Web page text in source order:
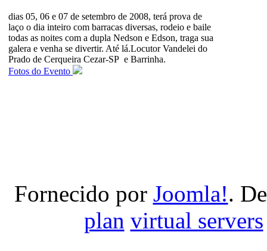
dias 05, 06 e 07 de setembro de 2008, terá prova de
laço o dia inteiro com barracas diversas, rodeio e baile
todas as noites com a dupla Nedson e Edson, traga sua
galera e venha se divertir. Até lá.Locutor Vandelei do
Prado de Cerqueira Cezar-SP e Barrinha.
Fotos do Evento
Fornecido por Joomla!.
plan virtual servers